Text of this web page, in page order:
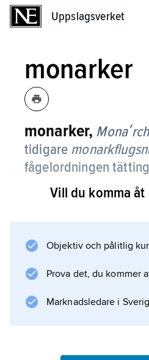
Uppslagsverket
monarker
monarker,
tidigare
fågelordningen
Familjen omfattar ett
Vill du komma
Objektiv och pålitlig
Prova det, du kommer
Marknadsledare i